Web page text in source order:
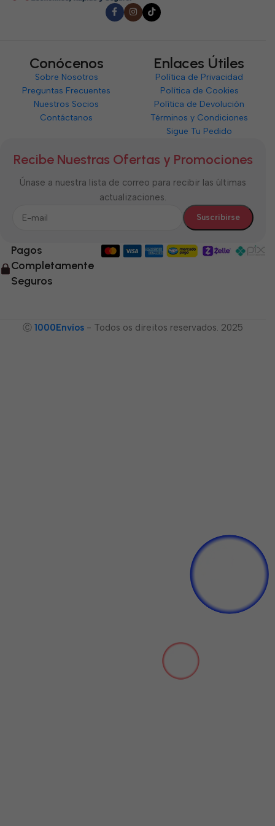
Conócenos
Sobre Nosotros
Preguntas Frecuentes
Nuestros Socios
Contáctanos
Enlaces Útiles
Política de Privacidad
Política de Cookies
Política de Devolución
Términos y Condiciones
Sigue Tu Pedido
Recibe Nuestras Ofertas y Promociones
Únase a nuestra lista de correo para recibir las últimas
actualizaciones.
Pagos
Completamente
Seguros
Ⓒ 1000Envíos - Todos os direitos reservados. 2025